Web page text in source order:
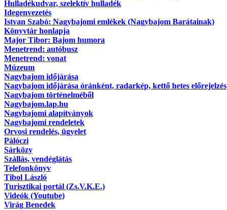
Hulladékudvar, szelektív hulladék
Idegenvezetés
Istvan Szabó: Nagybajomi emlékek (Nagybajom Barátainak)
Könyvtár honlapja
Major Tibor: Bajom humora
Menetrend: autóbusz
Menetrend: vonat
Múzeum
Nagybajom időjárása
Nagybajom időjárása óránként, radarkép, kettő hetes előrejelzés
Nagybajom történelméből
Nagybajom.lap.hu
Nagybajomi alapítványok
Nagybajomi rendeletek
Orvosi rendelés, ügyelet
Pálóczi
Sárközy
Szállás, vendéglátás
Telefonkönyv
Tibol László
Turisztikai portál (Zs.V.K.E.)
Videók (Youtube)
Virág Benedek